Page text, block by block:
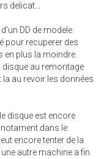
delicat...
DD de modele
pour recuperer des
en plus la moindre
disque au remontage
la au revoir les données
disque est encore
dans le
encore tenter de la
autre machine a fin